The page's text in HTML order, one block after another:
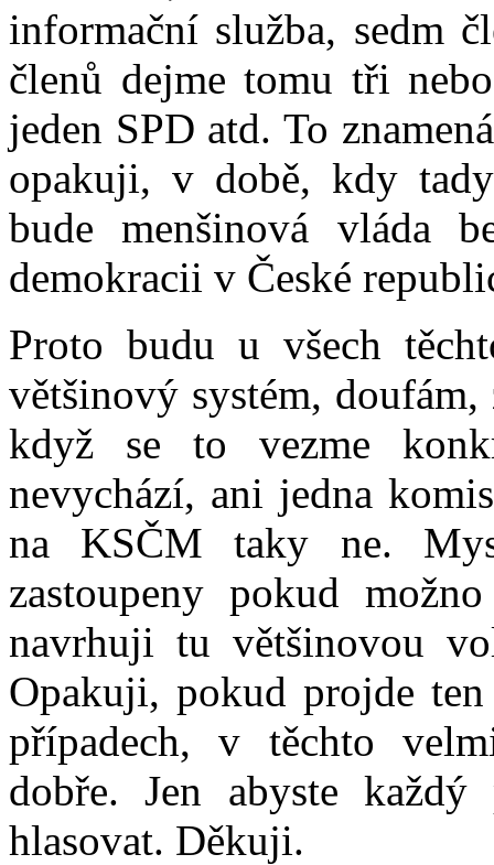
informační služba, sedm
členů dejme tomu tři
jeden SPD atd. To
opakuji, v době, kdy
bude menšinová vláda
demokracii v České
Proto budu u všech
většinový systém,
když se to vezme
nevychází, ani jedna
na KSČM taky ne.
zastoupeny pokud
navrhuji tu většinovou
Opakuji, pokud projde
případech, v těchto
dobře. Jen abyste
hlasovat. Děkuji.